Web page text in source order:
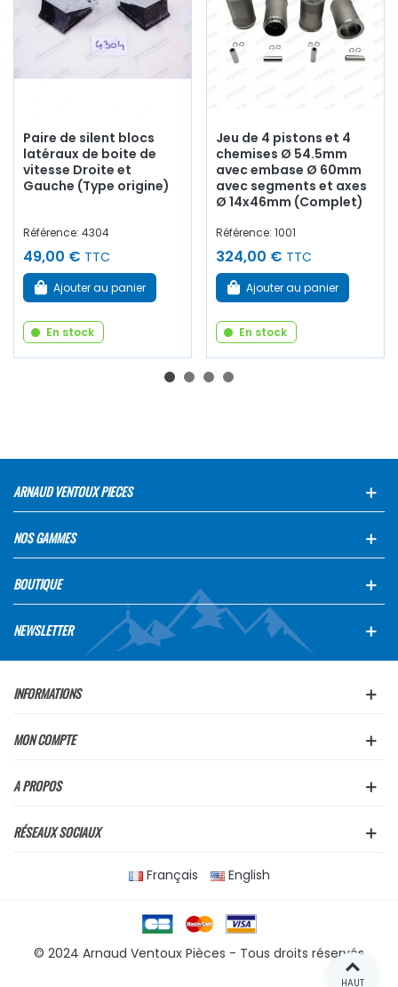
Paire de silent blocs
latéraux de boite de
vitesse Droite et
Gauche (Type origine)
Référence: 4304
49,00 € TTC
Ajouter au panier
En stock
Jeu de 4 pistons et 4
chemises Ø 54.5mm
avec embase Ø 60mm
avec segments et axes
Ø 14x46mm (Complet)
Référence: 1001
324,00 € TTC
Ajouter au panier
En stock
ARNAUD VENTOUX PIECES
NOS GAMMES
BOUTIQUE
NEWSLETTER
INFORMATIONS
MON COMPTE
A PROPOS
RÉSEAUX SOCIAUX
Français English
© 2024 Arnaud Ventoux Pièces - Tous droits réservés
HAUT